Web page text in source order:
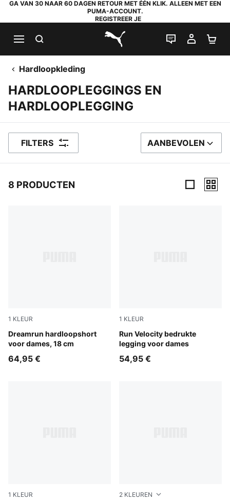
GA VAN 30 NAAR 60 DAGEN RETOUR MET ÉÉN KLIK. ALLEEN MET EEN
PUMA-ACCOUNT.
REGISTREER JE
PUMA.com
LIVE CHAT
MIJN
Hardloopkleding
HARDLOOPLEGGINGS EN
HARDLOOPLEGGING
FILTERS SORTEER OP
AANBEVOLEN
8 PRODUCTEN
1 KLEUR
Dreamrun hardloopshort
voor dames, 18 cm
Puma Black
64,95 €
1 KLEUR
Run Velocity bedrukte
legging voor dames
Puma Black
54,95 €
1 KLEUR 2 KLEUREN